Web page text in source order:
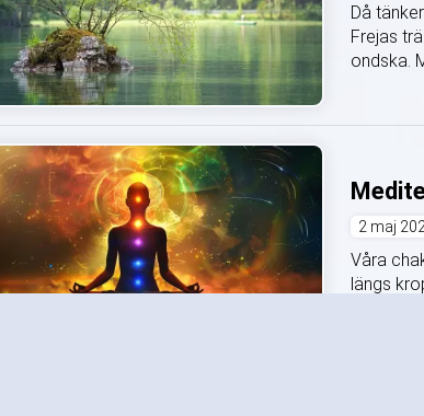
Då
Frejas
ondska.
2 maj
Våra
längs